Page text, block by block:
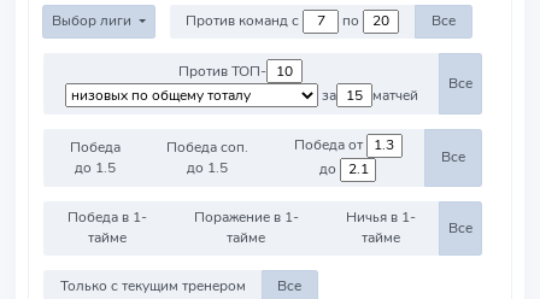
Выбор лиги Против команд с по Все
Против ТОП-
за
матчей
Все
Победа
до 1.5
Победа соп.
до 1.5
Победа от
до
Все
Победа в 1-
тайме
Поражение в 1-
тайме
Ничья в 1-
тайме
Все
Только с текущим тренером Все